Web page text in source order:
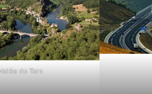
du Tarn